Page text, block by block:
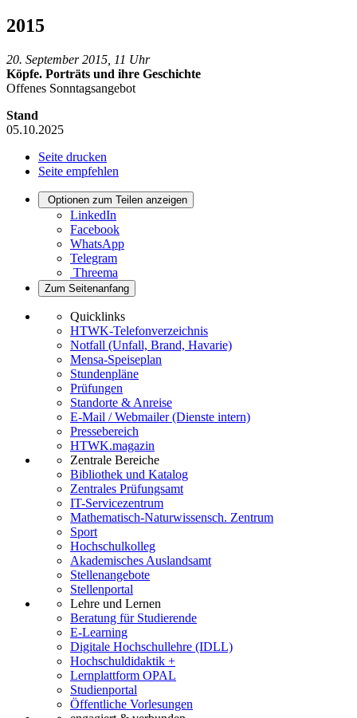
2015
20. September 2015, 11 Uhr
Köpfe. Porträts und ihre Geschichte
Offenes Sonntagsangebot
Stand
05.10.2025
Seite drucken
Seite empfehlen
Optionen zum Teilen anzeigen
LinkedIn
Facebook
WhatsApp
Telegram
Threema
Zum Seitenanfang
Quicklinks
HTWK-Telefonverzeichnis
Notfall (Unfall, Brand, Havarie)
Mensa-Speiseplan
Stundenpläne
Prüfungen
Standorte & Anreise
E-Mail / Webmailer (Dienste intern)
Pressebereich
HTWK.magazin
Zentrale Bereiche
Bibliothek und Katalog
Zentrales Prüfungsamt
IT-Servicezentrum
Mathematisch-Naturwissensch. Zentrum
Sport
Hochschulkolleg
Akademisches Auslandsamt
Stellenangebote
Stellenportal
Lehre und Lernen
Beratung für Studierende
E-Learning
Digitale Hochschullehre (IDLL)
Hochschuldidaktik +
Lernplattform OPAL
Studienportal
Öffentliche Vorlesungen